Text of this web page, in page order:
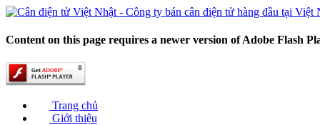
Content on this page requires a newer version of Adobe Flash
Trang chủ
Giới thiệu